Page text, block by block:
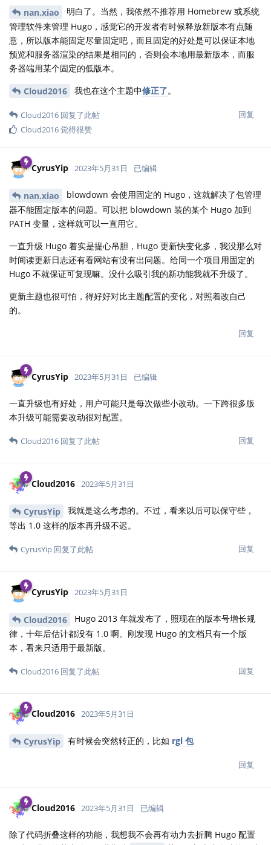
nan.xiao
明白了。当然，我依然不推荐用 Homebrew 或系统
管理软件来管理 Hugo，感觉它的开发者有时候释放新版本有点随
意，所以版本能固定尽量固定吧，而且固定的好处是可以保证本地
预览和服务器渲染的结果是相同的，否则会本地用最新版本，而服
务器端用某个固定的低版本。
Cloud2016 我也在这个主题中修正了。
回复
Cloud2016 回复了此帖
Cloud2016觉得很赞
CyrusYip 2023年5月31日 已编辑
nan.xiao
blowdown 会使用固定的 Hugo，这就解决了包管理
器不能固定版本的问题。可以把 blowdown 装的某个 Hugo 加到
PATH 变量，这样就可以一直用它。
一直升级 Hugo 着实是提心吊胆，Hugo 更新快变化多，我没那么对
时间读更新日志还有看网站有没有出问题。给同一个项目用固定的
Hugo 不就保证可复现嘛。没什么吸引我的新功能我就不升级了。
更新主题也很可怕，得好好对比主题配置的变化，对照着改自己
的。
回复
CyrusYip 2023年5月31日 已编辑
一直升级也有好处，用户可能只是每次做些小改动。一下跨很多版
本升级可能需要改动很对配置。
回复
Cloud2016 回复了此帖
Cloud2016 2023年5月31日
CyrusYip
我就是这么考虑的。不过，看来以后可以保守些，
等出 1.0 这样的版本再升级不迟。
回复
CyrusYip 回复了此帖
CyrusYip 2023年5月31日
Cloud2016
Hugo 2013 年就发布了，照现在的版本号增长规
律，十年后估计都没有 1.0 啊。刚发现 Hugo 的文档只有一个版
本，看来只适用于最新版。
回复
Cloud2016 回复了此帖
Cloud2016 2023年5月31日
CyrusYip 有时候会突然转正的，比如 rgl 包
回复
Cloud2016 2023年5月31日 已编辑
除了代码折叠这样的功能，我想我不会再有动力去折腾 Hugo 配置